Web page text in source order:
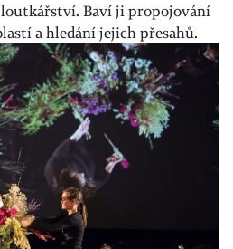
loutkářství. Baví ji propojování
a hledání jejich přesahů.